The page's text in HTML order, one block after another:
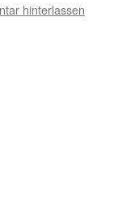
hinterlassen